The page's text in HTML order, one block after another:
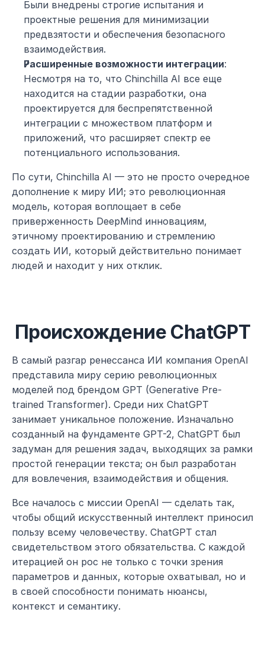
Были внедрены строгие испытания и
проектные решения для минимизации
предвзятости и обеспечения безопасного
взаимодействия.
Расширенные возможности интеграции:
Несмотря на то, что Chinchilla AI все еще
находится на стадии разработки, она
проектируется для беспрепятственной
интеграции с множеством платформ и
приложений, что расширяет спектр ее
потенциального использования.
По сути, Chinchilla AI — это не просто очередное
дополнение к миру ИИ; это революционная
модель, которая воплощает в себе
приверженность DeepMind инновациям,
этичному проектированию и стремлению
создать ИИ, который действительно понимает
людей и находит у них отклик.
Происхождение ChatGPT
В самый разгар ренессанса ИИ компания OpenAI
представила миру серию революционных
моделей под брендом GPT (Generative Pre-
trained Transformer). Среди них ChatGPT
занимает уникальное положение. Изначально
созданный на фундаменте GPT-2, ChatGPT был
задуман для решения задач, выходящих за рамки
простой генерации текста; он был разработан
для вовлечения, взаимодействия и общения.
Все началось с миссии OpenAI — сделать так,
чтобы общий искусственный интеллект приносил
пользу всему человечеству. ChatGPT стал
свидетельством этого обязательства. С каждой
итерацией он рос не только с точки зрения
параметров и данных, которые охватывал, но и
в своей способности понимать нюансы,
контекст и семантику.